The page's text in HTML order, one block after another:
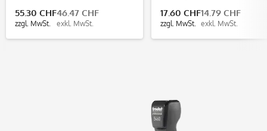
mm, 7 Zeilen
55.30 CHF
zzgl. MwSt.
46.47 CHF
exkl. MwSt.
17.60 CHF
zzgl. MwSt.
14.79 CHF
exkl. MwSt.